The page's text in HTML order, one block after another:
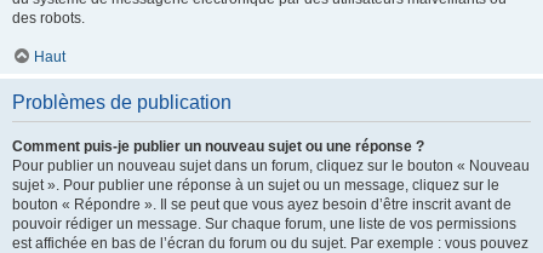
des robots.
Haut
Problèmes de publication
Comment puis-je publier un nouveau sujet ou une réponse ?
Pour publier un nouveau sujet dans un forum, cliquez sur le bouton « Nouveau
sujet ». Pour publier une réponse à un sujet ou un message, cliquez sur le
bouton « Répondre ». Il se peut que vous ayez besoin d’être inscrit avant de
pouvoir rédiger un message. Sur chaque forum, une liste de vos permissions
est affichée en bas de l’écran du forum ou du sujet. Par exemple : vous pouvez